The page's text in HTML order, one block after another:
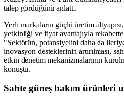
talep gördüğünü anlattı.
Yerli markaların güçlü üretim
yetkinliği ve fiyat avantajıyla rekabette
"Sektörün, potansiyelini daha da
inovasyon desteklerinin artırılması,
etkin denetim mekanizmalarının
konuştu.
Sahte güneş bakım ürünleri